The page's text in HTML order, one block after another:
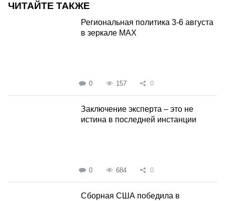
ЧИТАЙТЕ ТАКЖЕ
Региональная политика 3-6 августа
в зеркале MAX
0 157 0
Заключение эксперта – это не
истина в последней инстанции
0 684 0
Сборная США победила в